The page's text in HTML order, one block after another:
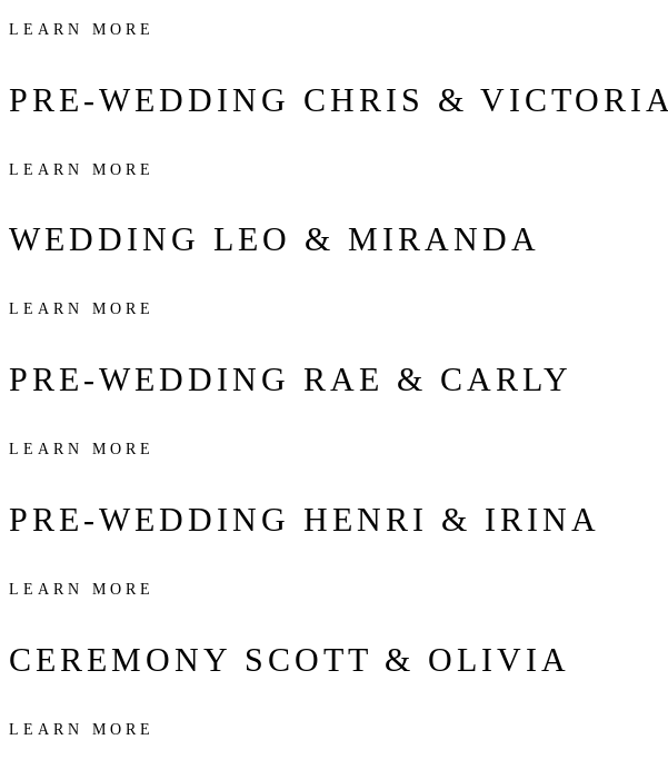
LEARN MORE
PRE-WEDDING CHRIS & VICTORIA
LEARN MORE
WEDDING LEO & MIRANDA
LEARN MORE
PRE-WEDDING RAE & CARLY
LEARN MORE
PRE-WEDDING HENRI & IRINA
LEARN MORE
CEREMONY SCOTT & OLIVIA
LEARN MORE